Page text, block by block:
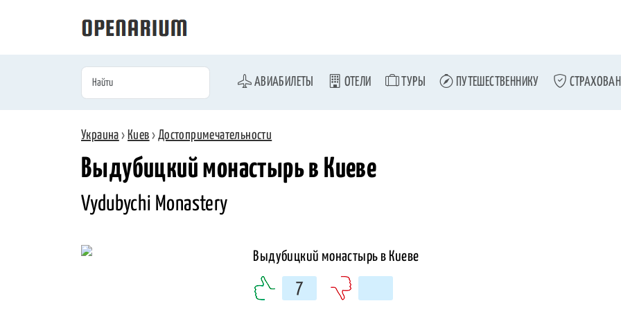
АВИАБИЛЕТЫ ОТЕЛИ ТУРЫ ПУТЕШЕСТВЕННИКУ
Украина › Киев › Достопримечательности
Выдубицкий монастырь в Киеве
Vydubychi Monastery
7